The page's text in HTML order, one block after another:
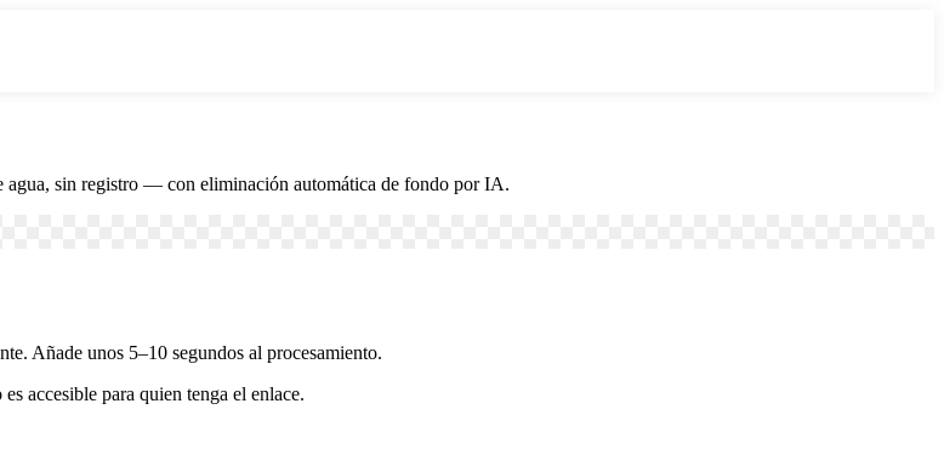
sin registro — con eliminación automática de fondo por IA.
Añade unos 5–10 segundos al procesamiento.
accesible para quien tenga el enlace.